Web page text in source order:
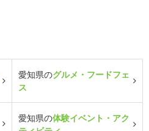
愛知県のグルメ・フードフェ
ス
愛知県の体験イベント・アク